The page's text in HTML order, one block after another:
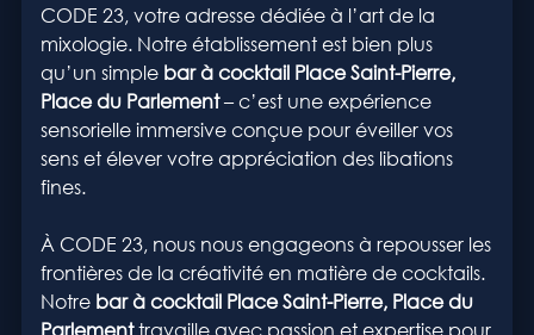
CODE 23, votre adresse dédiée à l’art de la
mixologie. Notre établissement est bien plus
qu’un simple bar à cocktail Place Saint-Pierre,
Place du Parlement– c’est une expérience
sensorielle immersive conçue pour éveiller vos
sens et élever votre appréciation des libations
fines.
À CODE 23, nous nous engageons à repousser les
frontières de la créativité en matière de cocktails.
Notre bar à cocktail Place Saint-Pierre, Place du
Parlementtravaille avec passion et expertise pour